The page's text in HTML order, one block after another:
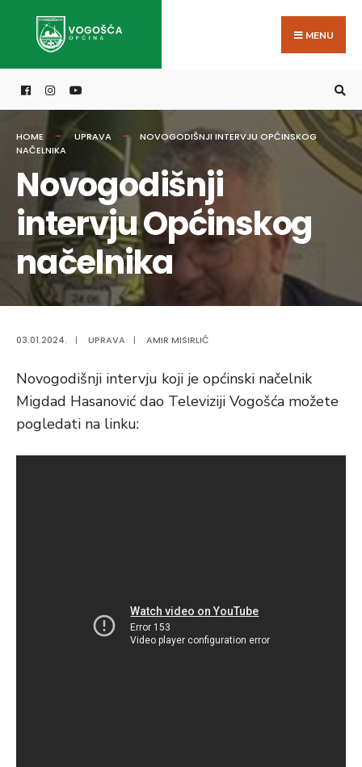
MENU
HOME UPRAVA
NOVOGODIŠNJI INTERVJU OPĆINSKOG
NAČELNIKA
Novogodišnji
intervju Općinskog
načelnika
03.01.2024. | UPRAVA | AMIR MISIRLIĆ
Novogodišnji intervju koji je općinski načelnik
Migdad Hasanović dao Televiziji Vogošća možete
pogledati na linku:
for: